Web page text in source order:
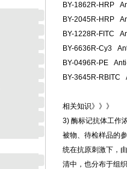
BY-1862R-HRP
BY-2045R-HRP
BY-1228R-FITC
BY-6636R-Cy3
BY-0496R-PE
BY-3645R-RBITC
相关知识》》》
3) 酶标记抗体工作
被物、待检样品的
统在抗原刺激下，
清中，也分布于组